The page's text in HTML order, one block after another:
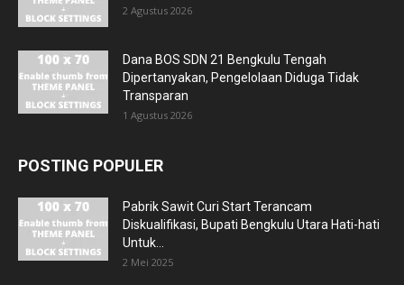
2 Agustus 2026
Dana BOS SDN 21 Bengkulu Tengah
Dipertanyakan, Pengelolaan Diduga Tidak
Transparan
1 Agustus 2026
POSTING POPULER
Pabrik Sawit Curi Start Terancam
Diskualifikasi, Bupati Bengkulu Utara Hati-hati
Untuk...
2 Mei 2025